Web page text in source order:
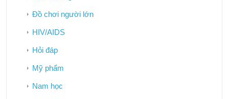
Đồ chơi người lớn
HIV/AIDS
Hỏi đáp
Mỹ phẩm
Nam học